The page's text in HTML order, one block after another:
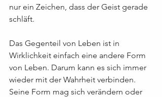
nur ein Zeichen, dass der Geist gerade
schläft.
Das Gegenteil von Leben ist in
Wirklichkeit einfach eine andere Form
von Leben. Darum kann es sich immer
wieder mit der Wahrheit verbinden.
Seine Form mag sich verändern oder